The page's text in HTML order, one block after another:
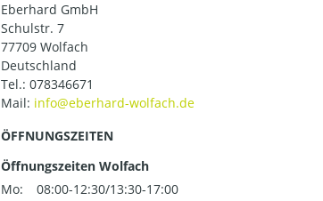
Eberhard GmbH
Schulstr. 7
77709 Wolfach
Deutschland
Tel.: 078346671
Mail:
ÖFFNUNGSZEITEN
Öffnungszeiten Wolfach
Mo:
08:00-12:30/13:30-17:00